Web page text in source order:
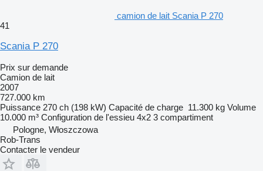
camion de lait Scania P 270
41
Scania P 270
Prix sur demande
Camion de lait
2007
727.000 km
Puissance 270 ch (198 kW) Capacité de charge 11.300 kg Volume
10.000 m³ Configuration de l'essieu 4x2 3 compartiment
Pologne, Włoszczowa
Rob-Trans
Contacter le vendeur